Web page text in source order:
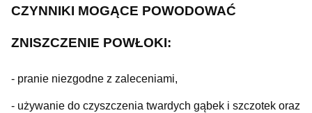
CZYNNIKI MOGĄCE POWODOWAĆ
ZNISZCZENIE POWŁOKI:
- pranie niezgodne z zaleceniami,
- używanie do czyszczenia twardych gąbek i szczotek oraz